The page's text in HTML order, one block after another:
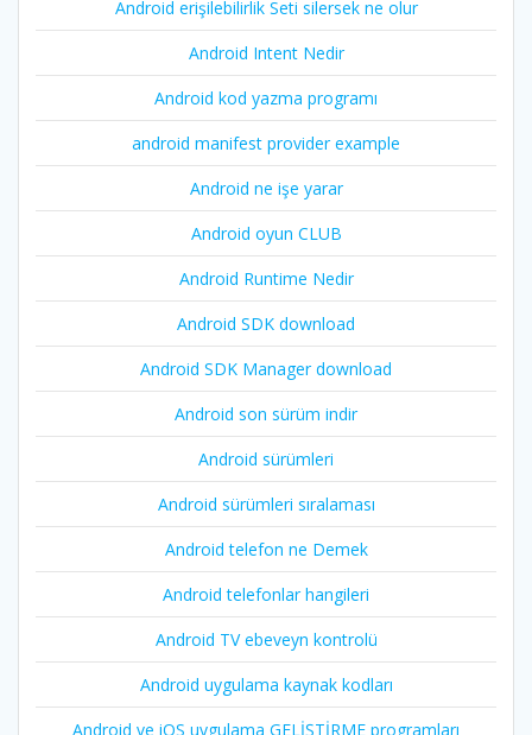
Android erişilebilirlik Seti silersek ne olur
Android Intent Nedir
Android kod yazma programı
android manifest provider example
Android ne işe yarar
Android oyun CLUB
Android Runtime Nedir
Android SDK download
Android SDK Manager download
Android son sürüm indir
Android sürümleri
Android sürümleri sıralaması
Android telefon ne Demek
Android telefonlar hangileri
Android TV ebeveyn kontrolü
Android uygulama kaynak kodları
Android ve iOS uygulama GELİŞTİRME programları